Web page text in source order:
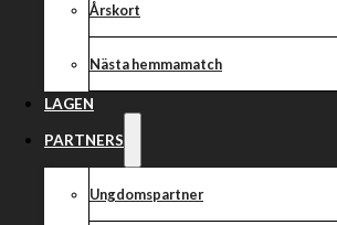
Årskort
Nästa hemmamatch
LAGEN
PARTNERS
Ungdomspartner